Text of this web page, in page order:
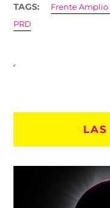
TAGS: Frente Amplio
PRD